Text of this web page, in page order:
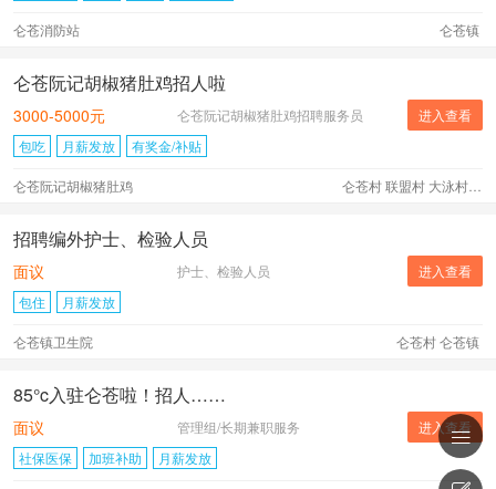
仑苍消防站 仑苍镇
仑苍阮记胡椒猪肚鸡招人啦
3000-5000元
仑苍阮记胡椒猪肚鸡招聘服务员
包吃
月薪发放 有奖金/补贴
仑苍阮记胡椒猪肚鸡 仑苍村 联盟村 大泳村 蔡西村 园美村 大宇村 丰富村 蕉坑村 黄甲村 辉煌村 后垵村 水暖城社区 仑苍镇 南安地区 外市 外省 其它地区
进入查看
招聘编外护士、检验人员
面议
护士、检验人员
包住
月薪发放
仑苍镇卫生院 仑苍村 仑苍镇
进入查看
85°c入驻仑苍啦！招人……
面议
管理组/长期兼职服务
社保医保
加班补助 月薪发放
进入查看
